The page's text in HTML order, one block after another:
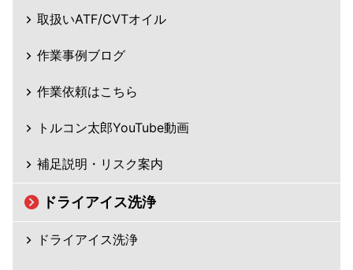
取扱いATF/CVTオイル
作業事例ブログ
作業依頼はこちら
トルコン太郎YouTube動画
補足説明・リスク案内
ドライアイス洗浄
ドライアイス洗浄